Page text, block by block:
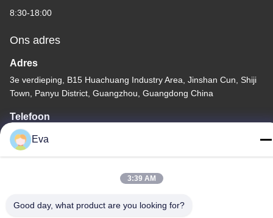
8:30-18:00
Ons adres
Adres
3e verdieping, B15 Huachuang Industry Area, Jinshan Cun, Shiji
Town, Panyu District, Guangzhou, Guangdong China
Telefoon
86-020-3156-0583
China Goede kwaliteit Gesloten zuigsysteem Auteursrecht ©
Eva
3:39 AM
Good day, what product are you looking for?